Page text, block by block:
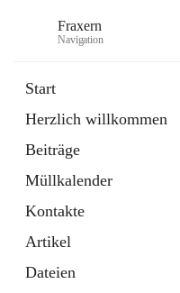
Fraxern
Navigation
Start
Herzlich willkommen
Beiträge
Müllkalender
Kontakte
Artikel
Dateien
Ordner
in
Tab
Formulare
Artikel
öffnet
in
neuem
Tab